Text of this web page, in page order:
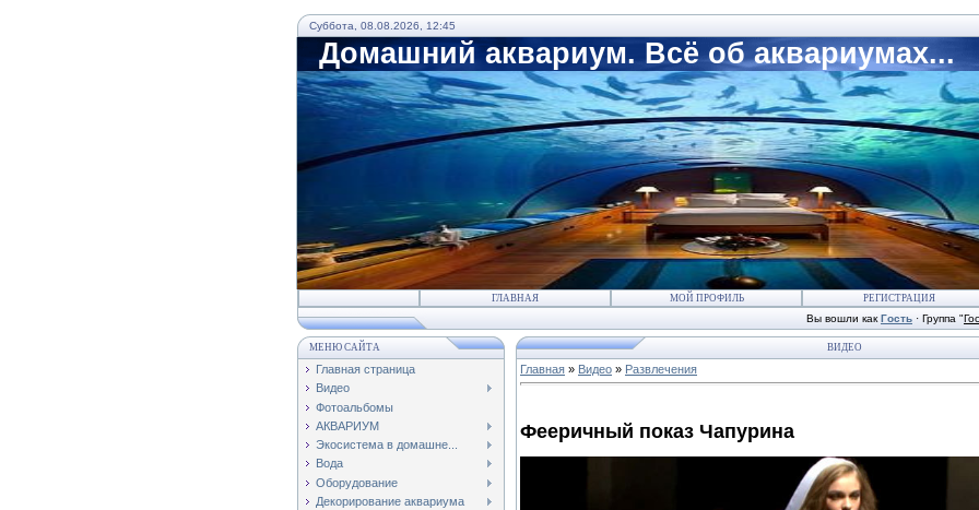
Суббота, 08.08.2026, 12:45
Домашний аквариум. Всё об аквариумах...
ГЛАВНАЯ МОЙ ПРОФИЛЬ РЕГИСТРАЦИЯ
Вы вошли как Гость · Группа "
МЕНЮ САЙТА
Главная страница
Видео
Фотоальбомы
АКВАРИУМ
Экосистема в домашне...
Вода
Оборудование
Декорирование аквариума
ВИДЕО
Главная » Видео » Развлечения
Фееричный показ Чапурина